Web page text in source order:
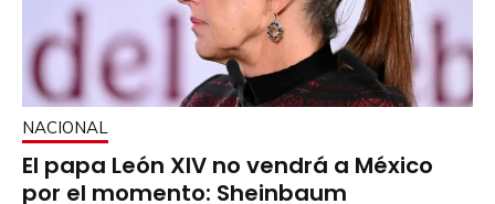
NACIONAL
El papa León XIV no vendrá a México
por el momento: Sheinbaum